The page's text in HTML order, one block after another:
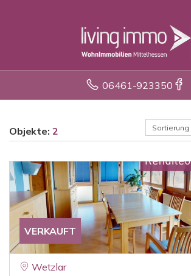
06461-923350
Objekte: 2
VERKAUFT
Wetzlar